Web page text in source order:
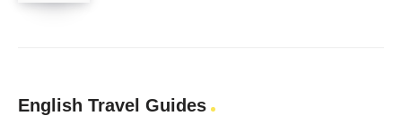
English Travel Guides